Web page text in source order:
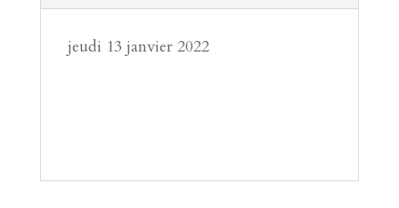
jeudi 13 janvier 2022